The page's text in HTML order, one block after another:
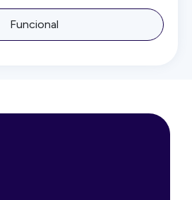
Funcional